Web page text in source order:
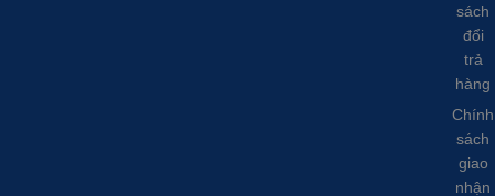
sách
đổi
trả
hàng
Chính
sách
giao
nhận